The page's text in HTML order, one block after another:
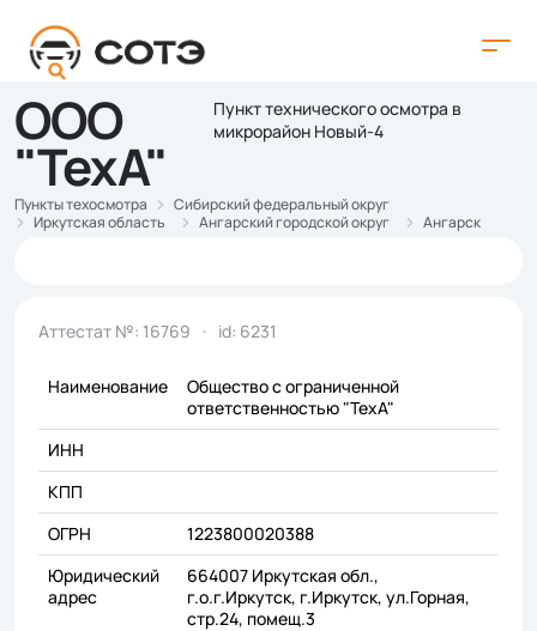
ООО
"ТехА"
Пункт технического осмотра в
микрорайон Новый-4
Пункты техосмотра
Сибирский федеральный округ
Иркутская область
Ангарский городской округ Ангарск
Аттестат №: 16769 id: 6231
Наименование
Общество с ограниченной
ответственностью "ТехА"
ИНН
КПП
ОГРН
1223800020388
Юридический
адрес
664007 Иркутская обл.,
г.о.г.Иркутск, г.Иркутск, ул.Горная,
стр.24, помещ.3